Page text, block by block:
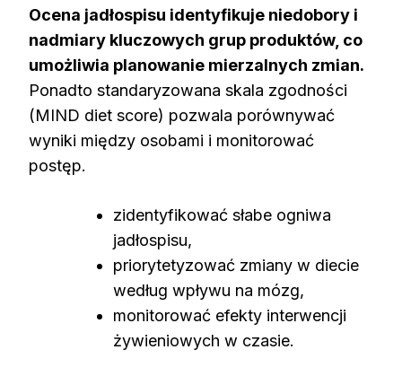
Ocena jadłospisu identyfikuje niedobory i
nadmiary kluczowych grup produktów, co
umożliwia planowanie mierzalnych zmian.
Ponadto standaryzowana skala zgodności
(MIND diet score) pozwala porównywać
wyniki między osobami i monitorować
postęp.
zidentyfikować słabe ogniwa
jadłospisu,
priorytetyzować zmiany w diecie
według wpływu na mózg,
monitorować efekty interwencji
żywieniowych w czasie.